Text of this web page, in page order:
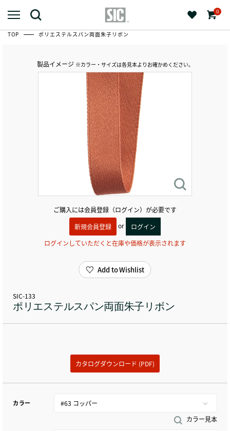
0
TOP ポリエステルスパン両面朱子リボン
製品イメージ ※カラー・サイズは各見本よりお確かめください。
ご購入には会員登録（ログイン）が必要です
新規会員登録
or
ログイン
ログインしていただくと在庫や価格が表示されます
SIC-133
ポリエステルスパン両面朱子リボン
カタログダウンロード (PDF)
カラー
カラー見本
Add to Wishlist